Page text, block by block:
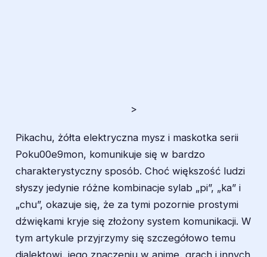
>
Pikachu, żółta elektryczna mysz i maskotka serii
Poku00e9mon, komunikuje się w bardzo
charakterystyczny sposób. Choć większość ludzi
słyszy jedynie różne kombinacje sylab „pi”, „ka” i
„chu”, okazuje się, że za tymi pozornie prostymi
dźwiękami kryje się złożony system komunikacji. W
tym artykule przyjrzymy się szczegółowo temu